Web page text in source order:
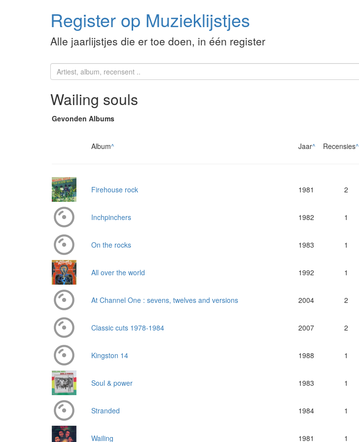
Register op Muzieklijstjes
Alle jaarlijstjes die er toe doen, in één register
Wailing souls
Gevonden Albums
Album^ Jaar^ Recensies^
Firehouse rock 1981 2
Inchpinchers 1982 1
On the rocks 1983 1
All over the world 1992 1
At Channel One : sevens, twelves and versions 2004 2
Classic cuts 1978-1984 2007 2
Kingston 14 1988 1
Soul & power 1983 1
Stranded 1984 1
Wailing 1981 1